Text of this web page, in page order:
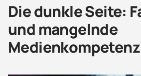
Die dunkle Seite:
und mangelnde
Medienkompetenz